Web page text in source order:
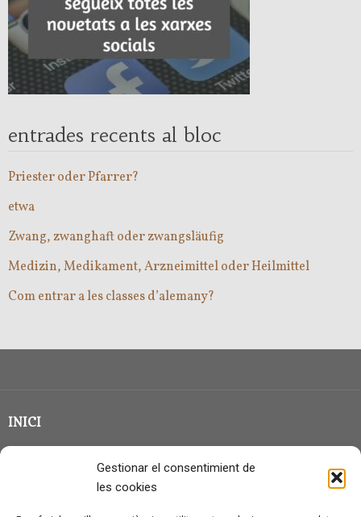
Gestionar el consentimient de
les cookies
entrades recents al bloc
Priester oder Pfarrer?
etwa
Zwang, zwanghaft oder zwangsläufig
Medizin, Medikament, Arzneimittel oder Heilmittel
Com entrar a les classes d’alemany?
INICI
CLASSE EN GRUP
QUI SOC?